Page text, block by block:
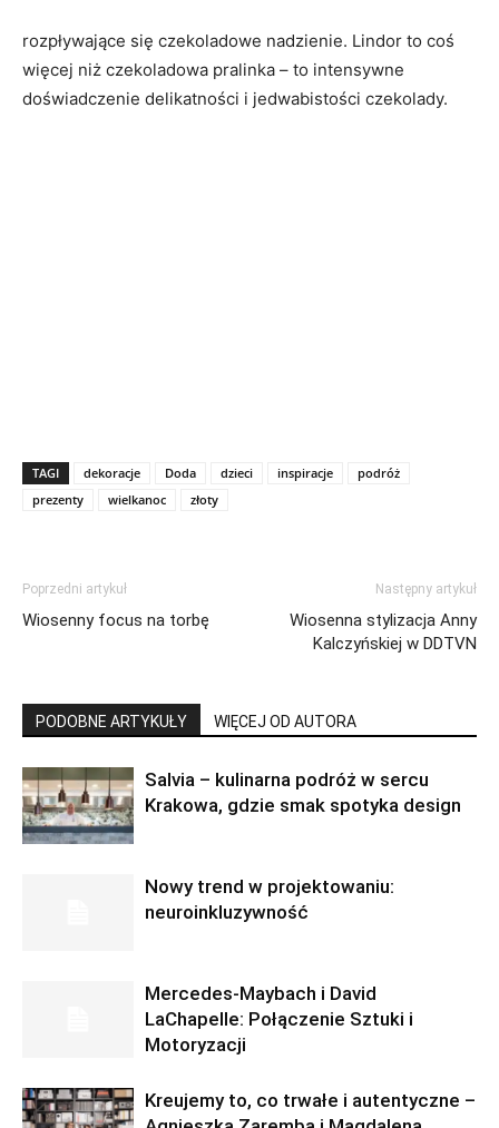
rozpływające się czekoladowe nadzienie. Lindor to coś
więcej niż czekoladowa pralinka – to intensywne
doświadczenie delikatności i jedwabistości czekolady.
TAGI dekoracje Doda dzieci inspiracje
podróż
prezenty
wielkanoc złoty
Poprzedni artykuł
Wiosenny focus na torbę
Następny artykuł
Wiosenna stylizacja Anny
Kalczyńskiej w DDTVN
PODOBNE ARTYKUŁY WIĘCEJ OD AUTORA
Salvia – kulinarna podróż w sercu
Krakowa, gdzie smak spotyka design
Nowy trend w projektowaniu:
neuroinkluzywność
Mercedes-Maybach i David
LaChapelle: Połączenie Sztuki i
Motoryzacji
Kreujemy to, co trwałe i autentyczne –